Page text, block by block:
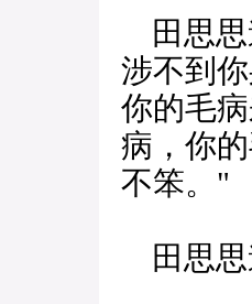
田思思
涉不到
你的毛
病，你
不笨。"
田思思